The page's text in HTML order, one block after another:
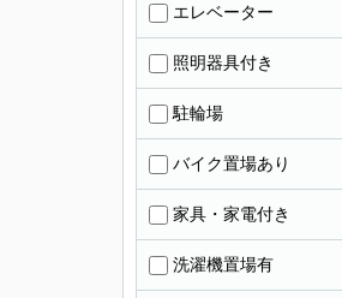
エレベーター
照明器具付き
駐輪場
バイク置場あり
家具・家電付き
洗濯機置場有